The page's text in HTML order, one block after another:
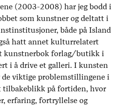
(2003-2008) har jeg bodd i
som kunstner og deltatt i
både på Island
hatt annet kulturrelatert
kunstnerbok forlag/butikk i
i å drive et galleri. I kunsten
viktige problemstillingene i
tilbakeblikk på fortiden, hvor
erfaring, fortryllelse og